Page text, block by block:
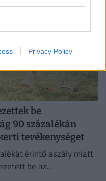
Privacy Policy
be
90 százalékán
tevékenységet
érintő aszály miatt
be az